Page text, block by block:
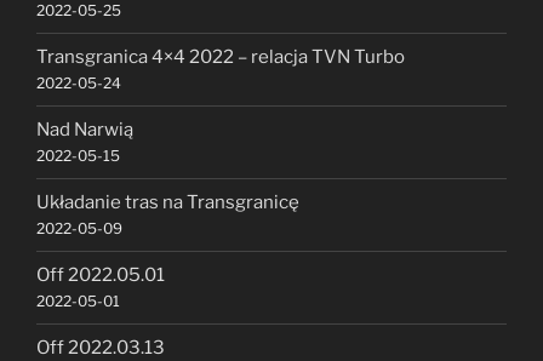
2022-05-25
Transgranica 4×4 2022 – relacja TVN Turbo
2022-05-24
Nad Narwią
2022-05-15
Układanie tras na Transgranicę
2022-05-09
Off 2022.05.01
2022-05-01
Off 2022.03.13